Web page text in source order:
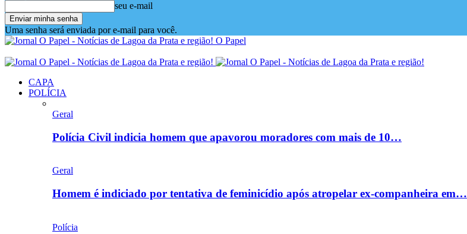
seu e-mail
Uma senha será enviada por e-mail para você.
O Papel
CAPA
POLÍCIA
Geral
Polícia Civil indicia homem que apavorou moradores com mais de 10…
Geral
Homem é indiciado por tentativa de feminicídio após atropelar ex-companheira em…
Polícia